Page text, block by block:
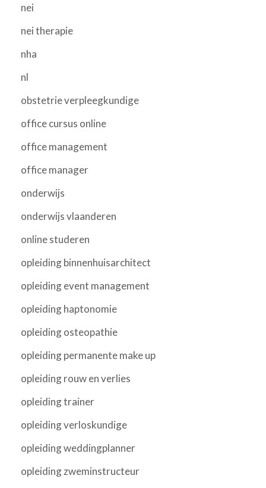
nei
nei therapie
nha
nl
obstetrie verpleegkundige
office cursus online
office management
office manager
onderwijs
onderwijs vlaanderen
online studeren
opleiding binnenhuisarchitect
opleiding event management
opleiding haptonomie
opleiding osteopathie
opleiding permanente make up
opleiding rouw en verlies
opleiding trainer
opleiding verloskundige
opleiding weddingplanner
opleiding zweminstructeur